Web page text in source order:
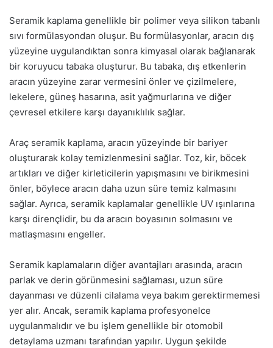
Seramik kaplama genellikle bir polimer veya silikon tabanlı
sıvı formülasyondan oluşur. Bu formülasyonlar, aracın dış
yüzeyine uygulandıktan sonra kimyasal olarak bağlanarak
bir koruyucu tabaka oluşturur. Bu tabaka, dış etkenlerin
aracın yüzeyine zarar vermesini önler ve çizilmelere,
lekelere, güneş hasarına, asit yağmurlarına ve diğer
çevresel etkilere karşı dayanıklılık sağlar.
Araç seramik kaplama, aracın yüzeyinde bir bariyer
oluşturarak kolay temizlenmesini sağlar. Toz, kir, böcek
artıkları ve diğer kirleticilerin yapışmasını ve birikmesini
önler, böylece aracın daha uzun süre temiz kalmasını
sağlar. Ayrıca, seramik kaplamalar genellikle UV ışınlarına
karşı dirençlidir, bu da aracın boyasının solmasını ve
matlaşmasını engeller.
Seramik kaplamaların diğer avantajları arasında, aracın
parlak ve derin görünmesini sağlaması, uzun süre
dayanması ve düzenli cilalama veya bakım gerektirmemesi
yer alır. Ancak, seramik kaplama profesyonelce
uygulanmalıdır ve bu işlem genellikle bir otomobil
detaylama uzmanı tarafından yapılır. Uygun şekilde